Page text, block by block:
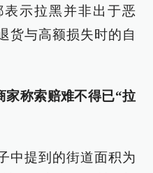
示拉黑并非出于恶
货与高额损失时的自
家称索赔难不得已“拉
中提到的街道面积为